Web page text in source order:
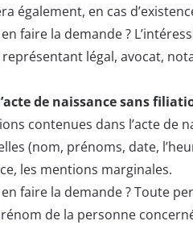
également, en cas
faire la demande ?
légal, avocat,
de naissance sans
contenues dans l’acte de
(nom, prénoms, date,
les mentions marginales.
faire la demande ? Toute
de la personne